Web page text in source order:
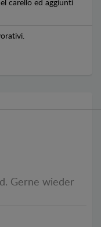
carello ed aggiunti
Gerne wieder